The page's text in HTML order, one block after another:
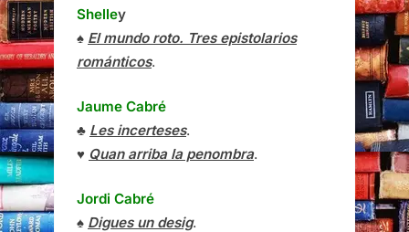
Shelley
♠ El mundo roto. Tres epistolarios
románticos.
Jaume Cabré
♣ Les incerteses.
♥ Quan arriba la penombra.
Jordi Cabré
♠ Digues un desig.